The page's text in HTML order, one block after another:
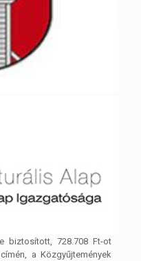
biztosított, 728.708 Ft-ot
a Közgyűjtemények